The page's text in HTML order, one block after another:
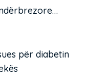
për diabetin